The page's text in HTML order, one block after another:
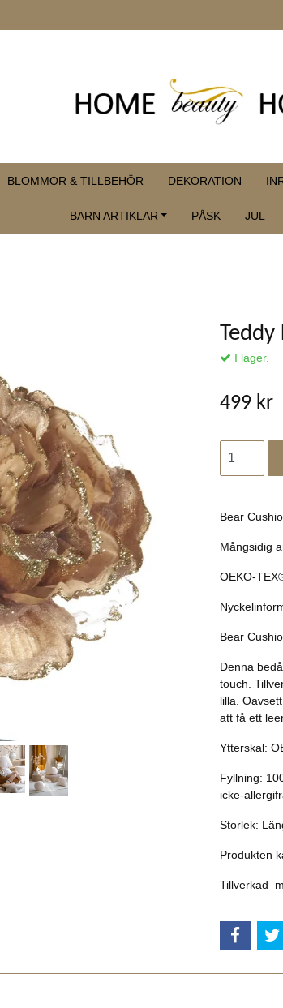
BLOMMOR & TILLBEHÖR DEKORATION
BARN ARTIKLAR PÅSK JUL
Teddy
I lager.
499 kr
Bear
Mångsidig
OEKO-
Bear
Denna
touch.
lilla.
att få ett
Ytterskal:
Fyllning:
icke-
Storlek:
Produkten
Tillverkad